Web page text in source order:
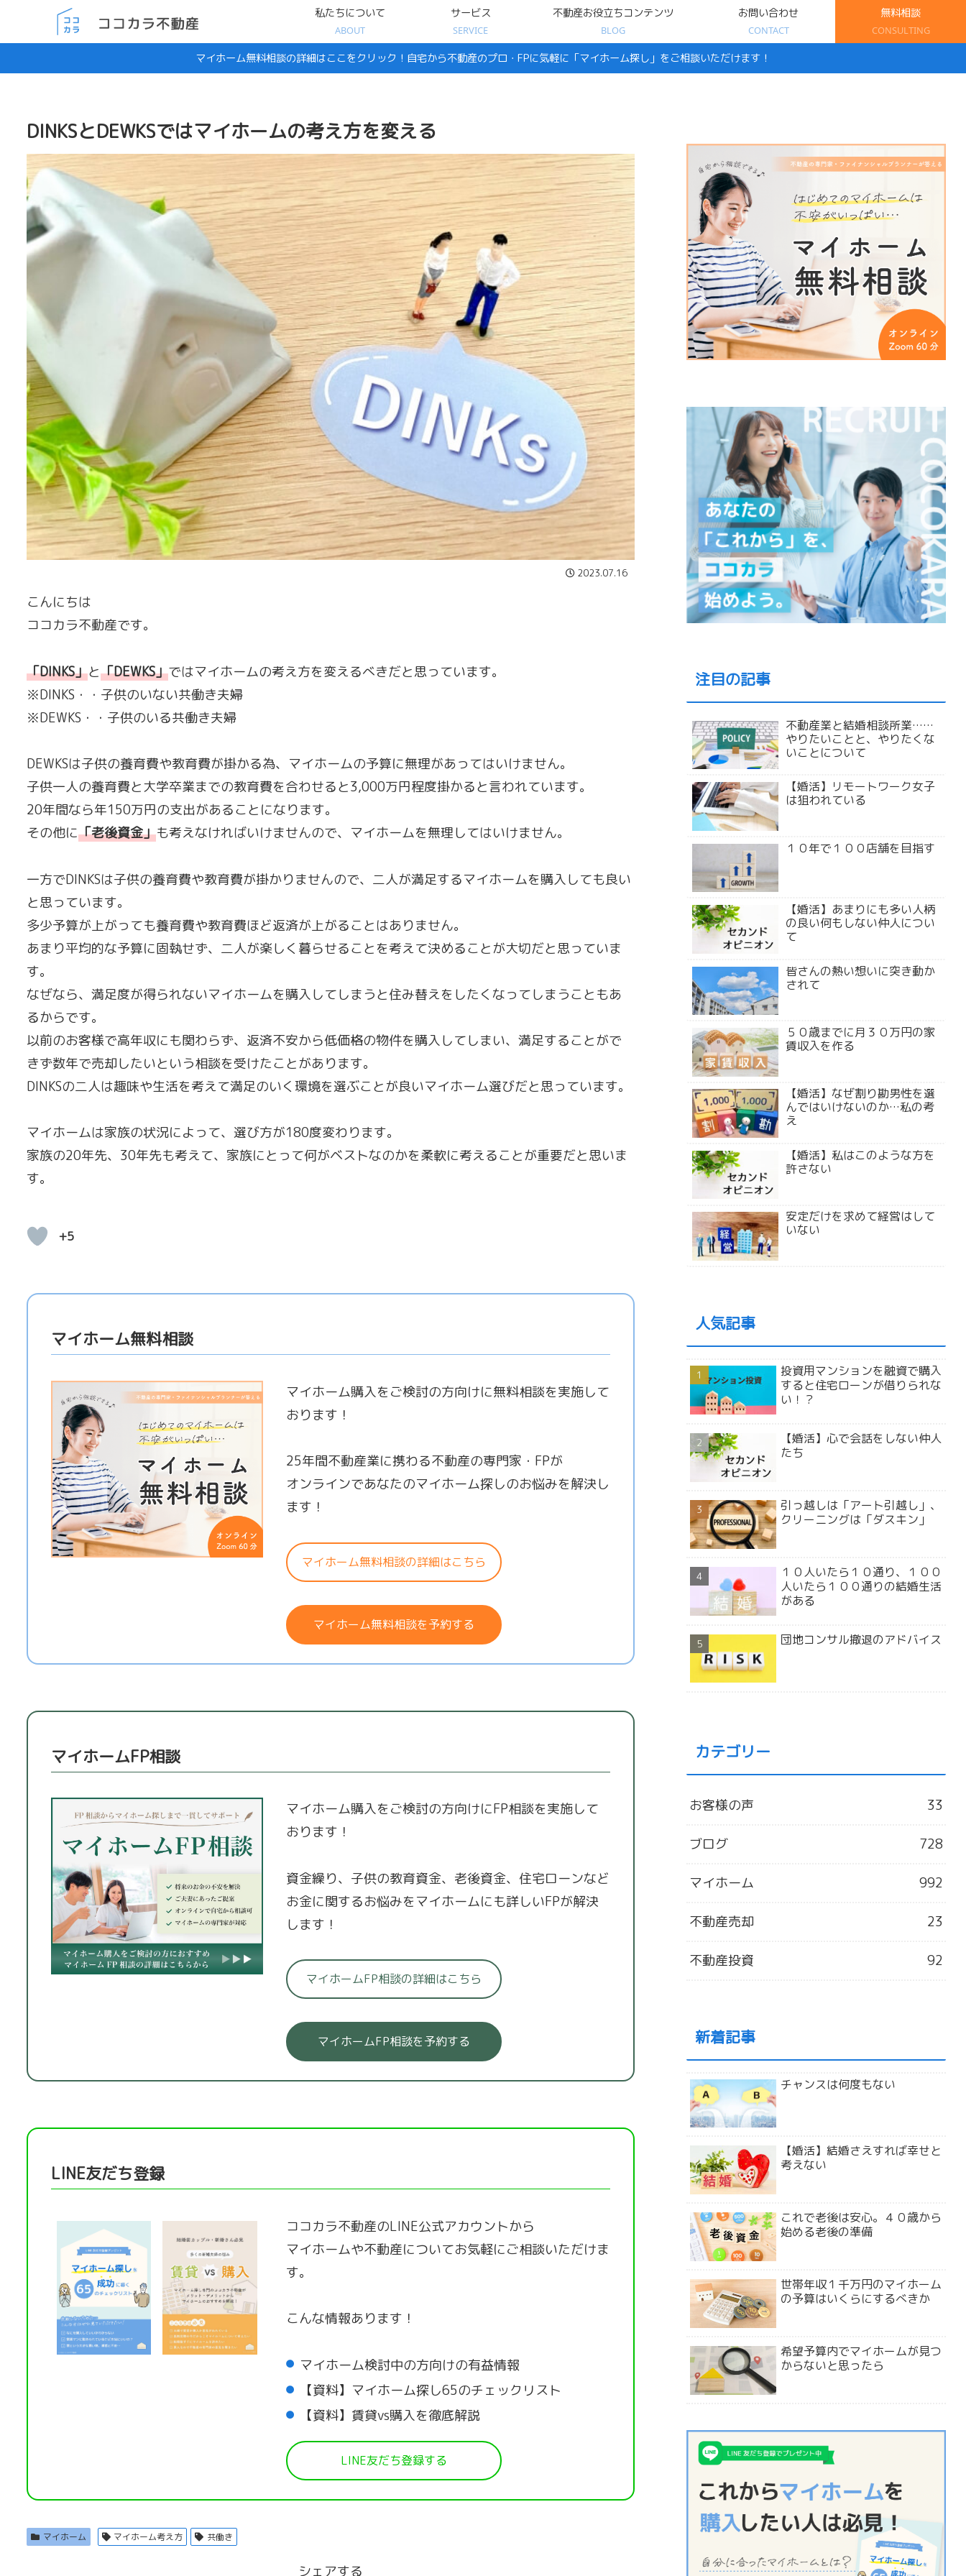
私たちについて
ABOUT
サービス
SERVICE
不動産お役立ちコンテンツ
BLOG
お問い合わせ
CONTACT
無料相談
CONSULTING
マイホーム無料相談の詳細はここをクリック！自宅から不動産のプロ・FPに気軽に「マイホーム探し」をご相談いただけます！
DINKSとDEWKSではマイホームの考え方を変える
2023.07.16
こんにちは
ココカラ不動産です。
「DINKS」と「DEWKS」ではマイホームの考え方を変えるべきだと思っています。
※DINKS・・子供のいない共働き夫婦
※DEWKS・・子供のいる共働き夫婦
DEWKSは子供の養育費や教育費が掛かる為、マイホームの予算に無理があってはいけません。
子供一人の養育費と大学卒業までの教育費を合わせると3,000万円程度掛かると言われています。
20年間なら年150万円の支出があることになります。
その他に「老後資金」も考えなければいけませんので、マイホームを無理してはいけません。
一方でDINKSは子供の養育費や教育費が掛かりませんので、二人が満足するマイホームを購入しても良い
と思っています。
多少予算が上がっても養育費や教育費ほど返済が上がることはありません。
あまり平均的な予算に固執せず、二人が楽しく暮らせることを考えて決めることが大切だと思っていま
す。
なぜなら、満足度が得られないマイホームを購入してしまうと住み替えをしたくなってしまうこともあ
るからです。
以前のお客様で高年収にも関わらず、返済不安から低価格の物件を購入してしまい、満足することがで
きず数年で売却したいという相談を受けたことがあります。
DINKSの二人は趣味や生活を考えて満足のいく環境を選ぶことが良いマイホーム選びだと思っています。
マイホームは家族の状況によって、選び方が180度変わります。
家族の20年先、30年先も考えて、家族にとって何がベストなのかを柔軟に考えることが重要だと思いま
す。
+5
マイホーム無料相談
マイホーム購入をご検討の方向けに無料相談を実施して
おります！
25年間不動産業に携わる不動産の専門家・FPが
オンラインであなたのマイホーム探しのお悩みを解決し
ます！
マイホーム無料相談の詳細はこちら
マイホーム無料相談を予約する
マイホームFP相談
マイホーム購入をご検討の方向けにFP相談を実施して
おります！
資金繰り、子供の教育資金、老後資金、住宅ローンなど
お金に関するお悩みをマイホームにも詳しいFPが解決
します！
マイホームFP相談の詳細はこちら
マイホームFP相談を予約する
LINE友だち登録
ココカラ不動産のLINE公式アカウントから
マイホームや不動産についてお気軽にご相談いただけま
す。
こんな情報あります！
マイホーム検討中の方向けの有益情報
【資料】マイホーム探し65のチェックリスト
【資料】賃貸vs購入を徹底解説
LINE友だち登録する
マイホーム マイホーム考え方 共働き
シェアする
注目の記事
不動産業と結婚相談所業……
やりたいことと、やりたくな
いことについて
【婚活】リモートワーク女子
は狙われている
１０年で１００店舗を目指す
【婚活】あまりにも多い人柄
の良い何もしない仲人につい
て
皆さんの熱い想いに突き動か
されて
５０歳までに月３０万円の家
賃収入を作る
【婚活】なぜ割り勘男性を選
んではいけないのか…私の考
え
【婚活】私はこのような方を
許さない
安定だけを求めて経営はして
いない
人気記事
投資用マンションを融資で購入
すると住宅ローンが借りられな
い！？
【婚活】心で会話をしない仲人
たち
引っ越しは「アート引越し」、
クリーニングは「ダスキン」
１０人いたら１０通り、１００
人いたら１００通りの結婚生活
がある
団地コンサル撤退のアドバイス
カテゴリー
お客様の声 33
ブログ 728
マイホーム 992
不動産売却 23
不動産投資 92
新着記事
チャンスは何度もない
【婚活】結婚さえすれば幸せと
考えない
これで老後は安心。４０歳から
始める老後の準備
世帯年収１千万円のマイホーム
の予算はいくらにするべきか
希望予算内でマイホームが見つ
からないと思ったら